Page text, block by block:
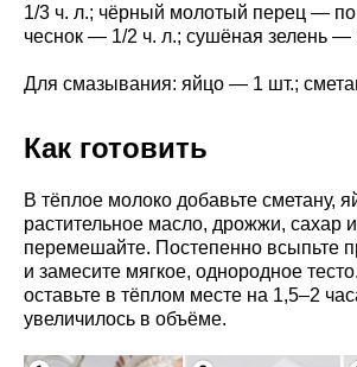
1/3 ч. л.; чёрный молотый перец —
чеснок — 1/2 ч. л.; сушёная зелень —
Для смазывания: яйцо — 1 шт.;
Как готовить
В тёплое молоко добавьте сметану,
растительное масло, дрожжи, сахар
перемешайте. Постепенно всыпьте
и замесите мягкое, однородное
оставьте в тёплом месте на 1,5–2
увеличилось в объёме.